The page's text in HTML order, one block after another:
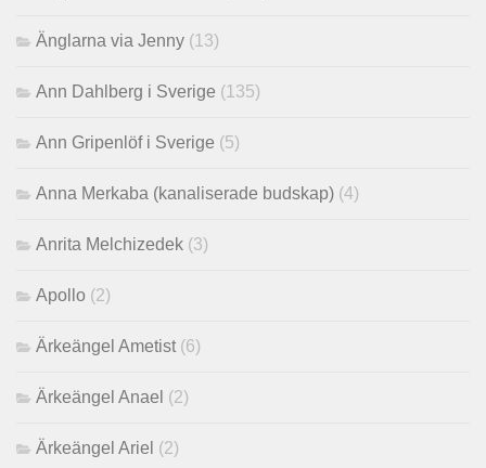
Änglarna via Jenny (13)
Ann Dahlberg i Sverige (135)
Ann Gripenlöf i Sverige (5)
Anna Merkaba (kanaliserade budskap) (4)
Anrita Melchizedek (3)
Apollo (2)
Ärkeängel Ametist (6)
Ärkeängel Anael (2)
Ärkeängel Ariel (2)